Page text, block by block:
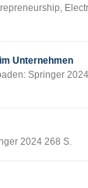
Unternehmen
Springer
2024 268 S.